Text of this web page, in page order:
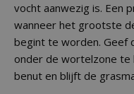
vocht aanwezig is. Een
wanneer het grootste
begint te worden. Geef
onder de wortelzone
benut en blijft de